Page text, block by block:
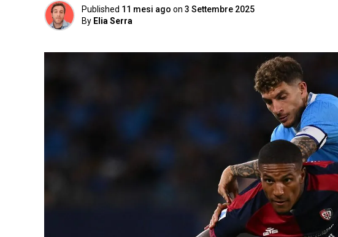
Published 11 mesi ago on 3 Settembre 2025
By Elia Serra